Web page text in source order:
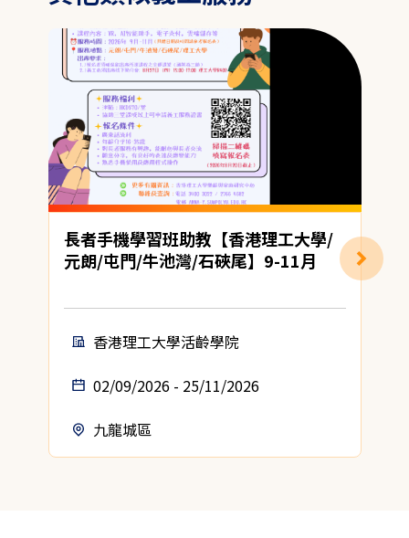
長者手機學習班助教【香港理工大學/
元朗/屯門/牛池灣/石硤尾】9-11月
香港理工大學活齡學院
02/09/2026 - 25/11/2026
九龍城區